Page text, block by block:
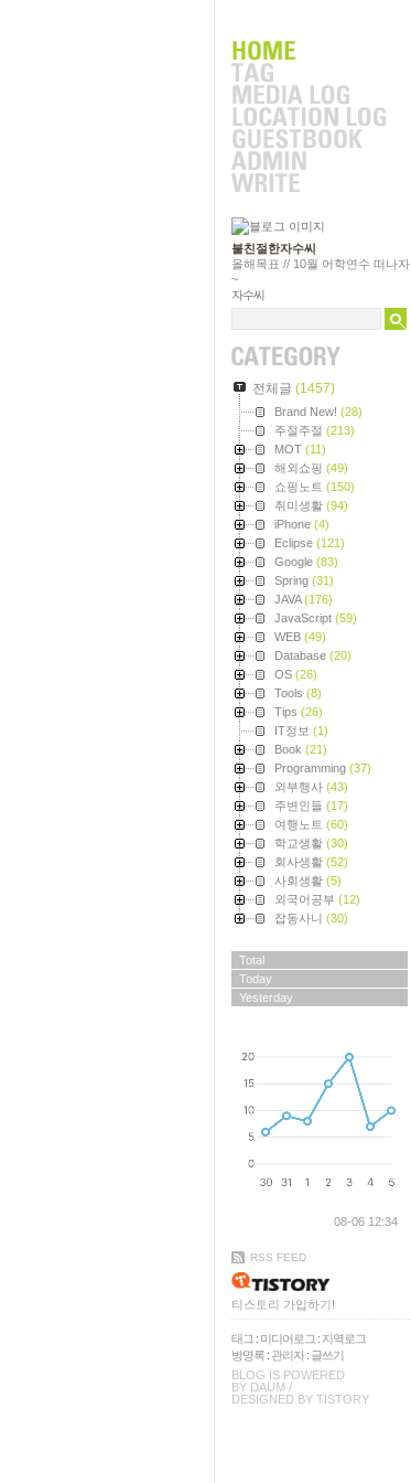
불친절한자수씨
올해목표 // 10월 어학연수 떠나자
~
자수씨
전체글 (1457)
Brand New! (28)
주절주절 (213)
MOT (11)
해외쇼핑 (49)
쇼핑노트 (150)
취미생활 (94)
iPhone (4)
Eclipse (121)
Google (83)
Spring (31)
JAVA(176)
JavaScript (59)
WEB (49)
Database (20)
OS (26)
Tools (8)
Tips (26)
IT정보 (1)
Book (21)
Programming (37)
외부행사 (43)
주변인들 (17)
여행노트 (60)
학교생활 (30)
회사생활 (52)
사회생활 (5)
외국어공부 (12)
잡동사니 (30)
Total
Today
Yesterday
08-06 12:34
RSS FEED
티스토리 가입하기!
태그 : 미디어로그 : 지역로그
방명록 : 관리자: 글쓰기
BLOG IS POWERED
BY DAUM /
DESIGNED BY TISTORY